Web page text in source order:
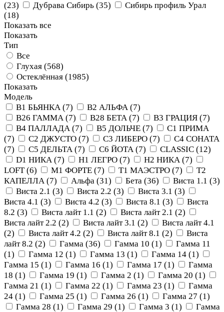
(23) Дубрава Сибирь (35)
Сибирь профиль Урал
(18)
Показать все
Показать
Тип
Все
Глухая (568)
Остеклённая (1985)
Показать
Модель
B1 БЬЯНКА (7) B2 АЛЬФА (7)
B26 ГАММА (7) B28 БЕТА (7) B3 ГРАЦИЯ (7)
B4 ПАЛЛАДА (7) B5 ДОЛЬЧЕ (7)
C1 ПРИМА
(7) C2 ДЖУСТО (7) C3 ЛИБЕРО (7)
C4 СОНАТА
(7) C5 ДЕЛЬТА (7) C6 ЙОТА (7) CLASSIC (12)
D1 НИКА (7) H1 ЛЕГРО (7) H2 НИКА (7)
LOFT (6) M1 ФОРТЕ (7) T1 МАЭСТРО (7)
T2
КАПЕЛЛА (7) Альфа (31) Бета (36) Виста 1.1 (3)
Виста 2.1 (3) Виста 2.2 (3) Виста 3.1 (3)
Виста 4.1 (3) Виста 4.2 (3) Виста 8.1 (3)
Виста
8.2 (3) Виста лайт 1.1 (2) Виста лайт 2.1 (2)
Виста лайт 2.2 (2) Виста лайт 3.1 (2)
Виста лайт 4.1
(2) Виста лайт 4.2 (2) Виста лайт 8.1 (2)
Виста
лайт 8.2 (2) Гамма (36) Гамма 10 (1)
Гамма 11
(1) Гамма 12 (1) Гамма 13 (1) Гамма 14 (1)
Гамма 15 (1) Гамма 16 (1) Гамма 17 (1)
Гамма
18 (1) Гамма 19 (1) Гамма 2 (1) Гамма 20 (1)
Гамма 21 (1) Гамма 22 (1) Гамма 23 (1)
Гамма
24 (1) Гамма 25 (1) Гамма 26 (1) Гамма 27 (1)
Гамма 28 (1) Гамма 29 (1) Гамма 3 (1)
Гамма